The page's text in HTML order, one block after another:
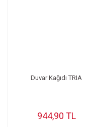
Duvar Kağıdı TRIA
944,90 TL